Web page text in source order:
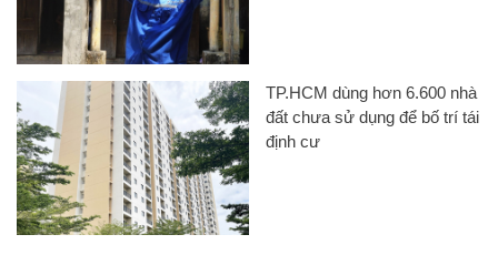
TP.HCM dùng hơn 6.600 nhà
đất chưa sử dụng để bố trí tái
định cư